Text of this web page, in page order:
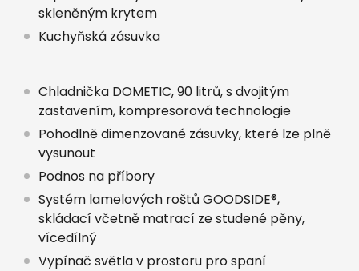
skleněným krytem
Kuchyňská zásuvka
Chladnička DOMETIC, 90 litrů, s dvojitým
zastavením, kompresorová technologie
Pohodlně dimenzované zásuvky, které lze plně
vysunout
Podnos na příbory
Systém lamelových roštů GOODSIDE®,
skládací včetně matrací ze studené pěny,
vícedílný
Vypínač světla v prostoru pro spaní